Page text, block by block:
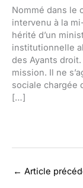
Nommé dans le
intervenu à la
hérité d’un
institutionnelle
des Ayants
mission. Il ne
sociale chargée
[…]
← Article